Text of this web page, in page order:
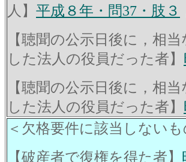
人】 平成８年・問37・肢３
【聴聞の公示日後に，相
した法人の役員だった者】
【聴聞の公示日後に，相
した法人の役員だった者】
＜欠格要件に該当しないも
【破産者で復権を得た者】